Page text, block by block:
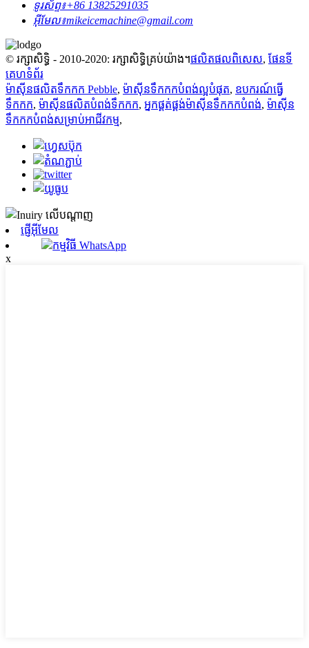
ទូរស័ព្ទ៖+86 13825291035
អ៊ីមែល៖mikeicemachine@gmail.com
© រក្សាសិទ្ធិ - 2010-2020: រក្សាសិទ្ធិគ្រប់យ៉ាង។ផលិតផលពិសេស, ផែនទី
គេហទំព័រ
ម៉ាស៊ីនផលិតទឹកកក Pebble, ម៉ាស៊ីនទឹកកកបំពង់ល្អបំផុត, ឧបករណ៍ធ្វើ
ទឹកកក, ម៉ាស៊ីនផលិតបំពង់ទឹកកក, អ្នកផ្គត់ផ្គង់ម៉ាស៊ីនទឹកកកបំពង់, ម៉ាស៊ីន
ទឹកកកបំពង់សម្រាប់អាជីវកម្ម,
ផ្ញើអ៊ីមែល
កម្មវិធី WhatsApp
x